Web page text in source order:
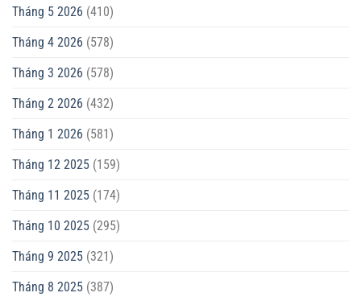
Tháng 5 2026 (410)
Tháng 4 2026 (578)
Tháng 3 2026 (578)
Tháng 2 2026 (432)
Tháng 1 2026 (581)
Tháng 12 2025 (159)
Tháng 11 2025 (174)
Tháng 10 2025 (295)
Tháng 9 2025 (321)
Tháng 8 2025 (387)